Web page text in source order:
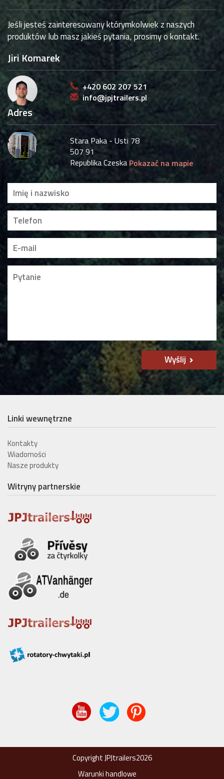
Jeśli jesteś zainteresowany którymkolwiek z naszych
produktów lub masz jakieś pytania, prosimy o kontakt.
Jiri Komarek
+420 602 207 521
info@jpjtrailers.pl
Adres
Stara Paka - Usti 78
507 91
Republika Czeska Pokazać na mapie
Wyślij
Linki wewnętrzne
Kontakty
Wiadomości
Nasze produkty
Witryny partnerskie
Copyright JPJtrailers2026
Warunki handlowe